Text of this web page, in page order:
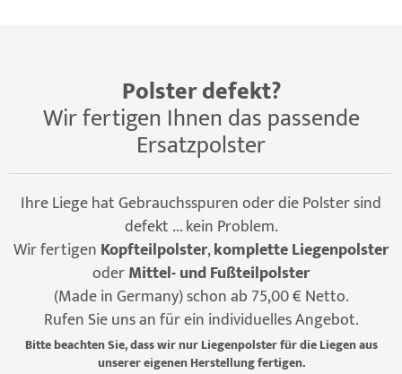
Polster defekt?
Wir fertigen Ihnen das passende
Ersatzpolster
Ihre Liege hat Gebrauchsspuren oder die Polster sind
defekt ... kein Problem.
Wir fertigen Kopfteilpolster,komplette Liegenpolster
oderMittel- und Fußteilpolster
(Made in Germany) schon ab 75,00 € Netto.
Rufen Sie uns an für ein individuelles Angebot.
Bitte beachten Sie, dass wir nur Liegenpolster für die Liegen aus
unserer eigenen Herstellung fertigen.